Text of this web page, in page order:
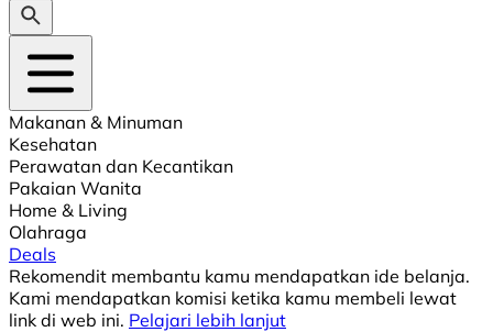
Makanan & Minuman
Kesehatan
Perawatan dan Kecantikan
Pakaian Wanita
Home & Living
Olahraga
Deals
Rekomendit membantu kamu mendapatkan ide belanja.
Kami mendapatkan komisi ketika kamu membeli lewat
link di web ini. Pelajari lebih lanjut